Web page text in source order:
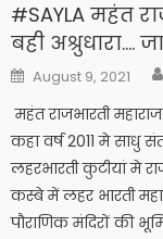
#SAYLA महंत
बही अश्रुधारा….
Posted
on
August 9, 2021
महंत राजभारती
कहा वर्ष 2011 मे साधु
लहरभारती कुटीयां मे
कस्बे में लहर भारती
पौराणिक मंदिरों की